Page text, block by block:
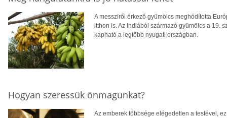
A messziről érkező gyümölcs meghódította
itthon is. Az Indiából származó gyümölcs a 19.
kapható a legtöbb nyugati országban.
Hogyan szeressük önmagunkat?
Az emberek többsége elégedetlen a testével,